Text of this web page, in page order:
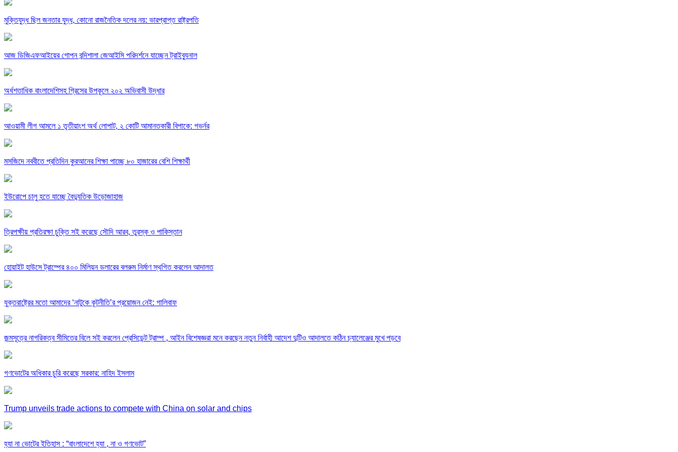
মুক্তিযুদ্ধ ছিল জনতার যুদ্ধ, কোনো রাজনৈতিক দলের নয়: ভারপ্রাপ্ত রাষ্ট্রপতি
আজ ডিজিএফআইয়ের গোপন বন্দিশালা জেআইসি পরিদর্শনে যাচ্ছেন ট্রাইব্যুনাল
অর্ধশতাধিক বাংলাদেশিসহ গ্রিসের উপকূলে ২০২ অভিবাসী উদ্ধার
আওয়ামী লীগ আমলে ১ তৃতীয়াংশ অর্থ লোপাট, ২ কোটি আমানতকারী বিপাকে: গভর্নর
মসজিদে নববীতে প্রতিদিন কুরআনের শিক্ষা পাচ্ছে ৮০ হাজারের বেশি শিক্ষার্থী
ইউরোপে চালু হতে যাচ্ছে বৈদ্যুতিক উড়োজাহাজ
ত্রিপক্ষীয় প্রতিরক্ষা চুক্তি সই করেছে সৌদি আরব, তুরস্ক ও পাকিস্তান
হোয়াইট হাউসে ট্রাম্পের ৪০০ মিলিয়ন ডলারের বলরুম নির্মাণ স্থগিত করলেন আদালত
যুক্তরাষ্ট্রের মতো আমাদের ‘নাটুকে কূটনীতি’র প্রয়োজন নেই: গালিবাফ
জন্মসূত্রে নাগরিকত্ব সীমিতের বিলে সই করলেন প্রেসিডেন্ট ট্রাম্প , আইন বিশেষজ্ঞরা মনে করছেন নতুন নির্বাহী আদেশ দুটিও আদালতে কঠিন চ্যালেঞ্জের মুখে পড়বে
গণভোটের অধিকার চুরি করেছে সরকার: নাহিদ ইসলাম
Trump unveils trade actions to compete with China on solar and chips
হ্যা না ভোটের ইতিহাস : “বাংলাদেশে হ্যা , না ও গণভোট”